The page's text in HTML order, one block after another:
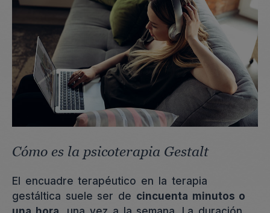
Cómo es la psicoterapia Gestalt
El encuadre terapéutico en la terapia
gestáltica suele ser de cincuenta minutos o